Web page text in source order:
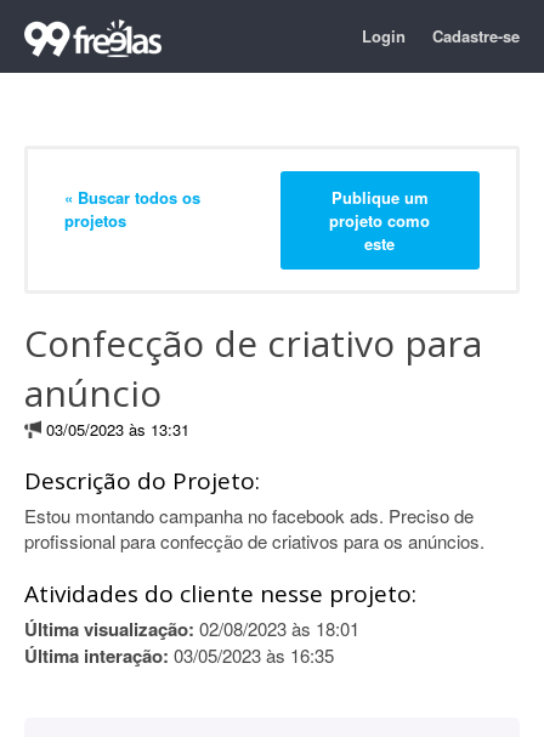
Login Cadastre-se
« Buscar todos os
projetos
Publique um
projeto como
este
Confecção de criativo para
anúncio
03/05/2023 às 13:31
Descrição do Projeto:
Estou montando campanha no facebook ads. Preciso de
profissional para confecção de criativos para os anúncios.
Atividades do cliente nesse projeto:
Última visualização: 02/08/2023 às 18:01
Última interação: 03/05/2023 às 16:35